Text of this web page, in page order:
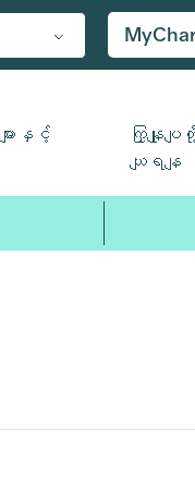
ားနှင့်
ကြှနျု
ယျရနျ